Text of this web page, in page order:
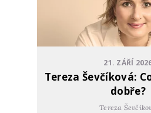
21. ZÁŘÍ
Tereza Ševčíková:
dobře?
Tereza